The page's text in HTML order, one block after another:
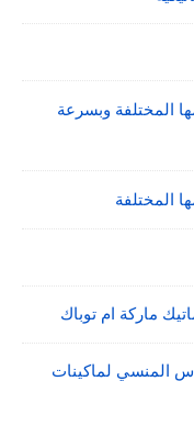
المختلفة وبسرعة
المختلفة
ماركة ام توباك
المنسي لماكينات